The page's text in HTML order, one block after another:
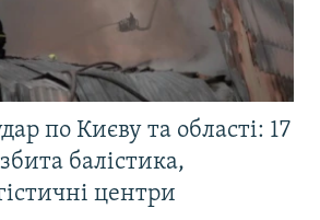
по Києву та області: 17
балістика,
центри